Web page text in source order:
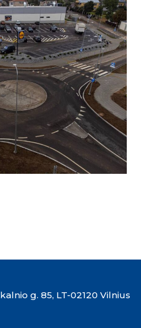
g. 85, LT-02120 Vilnius